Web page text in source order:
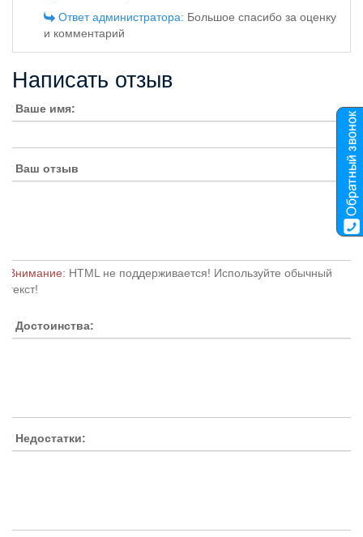
Ответ администратора: Большое спасибо за оценку
и комментарий
Написать отзыв
Ваше имя:
Ваш отзыв
Внимание: HTML не поддерживается! Используйте обычный
текст!
Достоинства:
Недостатки: